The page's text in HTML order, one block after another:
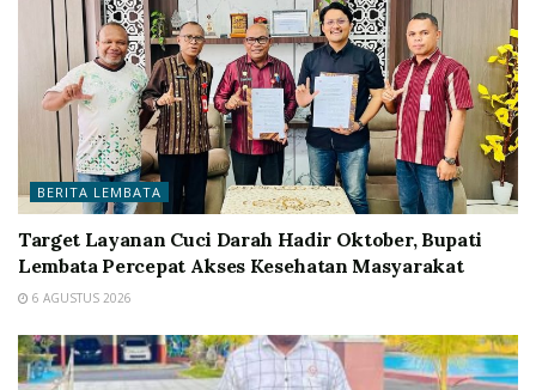
BERITA LEMBATA
Target Layanan Cuci Darah Hadir Oktober, Bupati
Lembata Percepat Akses Kesehatan Masyarakat
6 AGUSTUS 2026